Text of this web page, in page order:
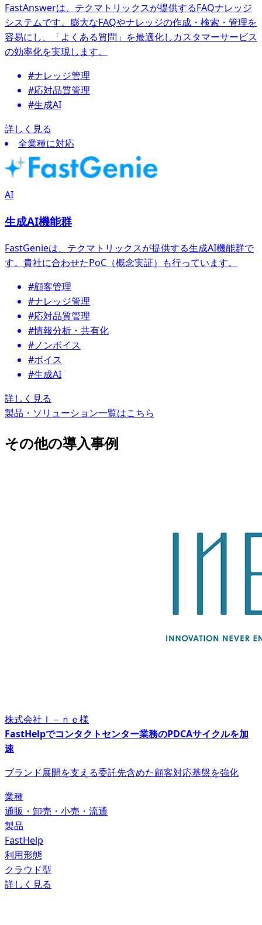
FastAnswerは、テクマトリックスが提供するFAQナレッジ
システムです。膨大なFAQやナレッジの作成・検索・管理を
容易にし、「よくある質問」を最適化しカスタマーサービス
の効率化を実現します。
#ナレッジ管理
#応対品質管理
#生成AI
詳しく見る
全業種に対応
AI
生成AI機能群
FastGenieは、テクマトリックスが提供する生成AI機能群で
す。貴社に合わせたPoC（概念実証）も行っています。
#顧客管理
#ナレッジ管理
#応対品質管理
#情報分析・共有化
#ノンボイス
#ボイス
#生成AI
詳しく見る
製品・ソリューション一覧はこちら
その他の導入事例
株式会社Ｉ－ｎｅ様
FastHelpでコンタクトセンター業務のPDCAサイクルを加
速
ブランド展開を支える委託先含めた顧客対応基盤を強化
業種
通販・卸売・小売・流通
製品
FastHelp
利用形態
クラウド型
詳しく見る